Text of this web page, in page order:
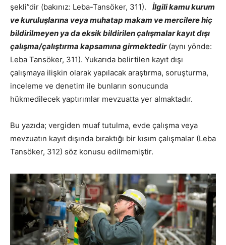
şekli”dir (bakınız: Leba-Tansöker, 311). İlgili kamu kurum
ve kuruluşlarına veya muhatap makam ve mercilere hiç
bildirilmeyen ya da eksik bildirilen çalışmalar kayıt dışı
çalışma/çalıştırma kapsamına girmektedir(aynı yönde:
Leba Tansöker, 311). Yukarıda belirtilen kayıt dışı
çalışmaya ilişkin olarak yapılacak araştırma, soruşturma,
inceleme ve denetim ile bunların sonucunda
hükmedilecek yaptırımlar mevzuatta yer almaktadır.
Bu yazıda; vergiden muaf tutulma, evde çalışma veya
mevzuatın kayıt dışında bıraktığı bir kısım çalışmalar (Leba
Tansöker, 312) söz konusu edilmemiştir.